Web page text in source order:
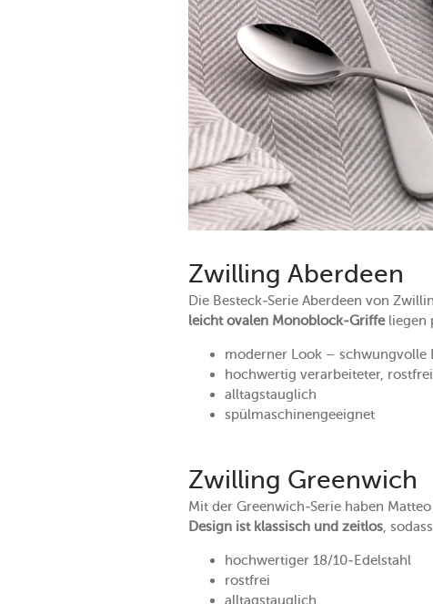
Zwilling Aberdeen
Die Besteck-Serie Aberdeen von
leicht ovalen Monoblock-Griffeliegen
moderner Look – schwungvolle
hochwertig verarbeiteter,
alltagstauglich
spülmaschinengeeignet
Zwilling Greenwich
Mit der Greenwich-Serie haben
Design ist klassisch und zeitlos,
hochwertiger 18/10-Edelstahl
rostfrei